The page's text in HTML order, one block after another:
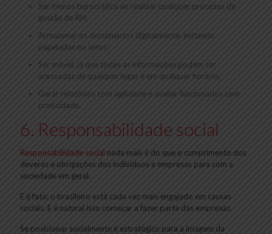
Ser menos burocrática ao realizar qualquer processo de
gestão de RH;
Armazenar os documentos digitalmente, evitando
papeladas no setor;
Ser móvel, já que todas as informações podem ser
acessadas de qualquer lugar e em qualquer horário;
Gerar relatórios com agilidade e avaliar funcionários com
praticidade.
6. Responsabilidade social
Responsabilidade social nada mais é do que o cumprimento dos
deveres e obrigações dos indivíduos e empresas para com a
sociedade em geral.
E é fato: o brasileiro está cada vez mais engajado em causas
sociais. E é natural isso começar a fazer parte das empresas.
Se posicionar socialmente é estratégico para a imagem da